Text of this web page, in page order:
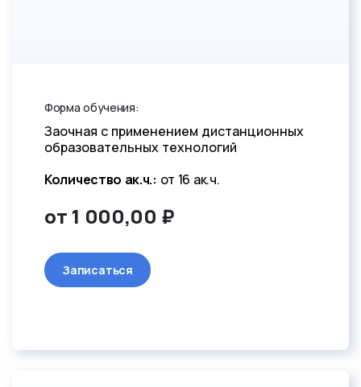
Форма обучения:
Заочная с применением дистанционных
образовательных технологий
Количество ак.ч.: от 16 ак.ч.
от 1 000,00 ₽
Записаться